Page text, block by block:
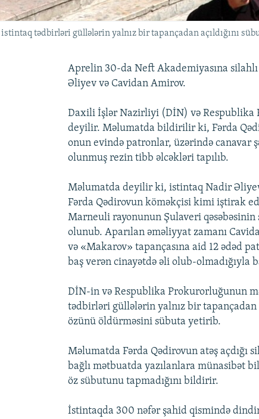
tədbirləri güllələrin yalnız bir tapançadan açıldığını
Aprelin 30-da Neft Akademiyasına
Əliyev və Cavidan Amirov.
Daxili İşlər Nazirliyi (DİN) və Respublika
deyilir. Məlumatda bildirilir ki, Fərda
onun evində patronlar, üzərində canavar
olunmuş rezin tibb əlcəkləri tapılıb.
Məlumatda deyilir ki, istintaq Nadir
Fərda Qədirovun köməkçisi kimi iştirak
Marneuli rayonunun Şulaveri
olunub. Aparılan əməliyyat zamanı
və «Makarov» tapançasına aid 12 ədəd
baş verən cinayətdə əli olub-olmadığıyla
DİN-in və Respublika Prokurorluğunun
tədbirləri güllələrin yalnız bir tapançadan
özünü öldürməsini sübuta yetirib.
Məlumatda Fərda Qədirovun atəş açdığı
bağlı mətbuatda yazılanlara münasibət
öz sübutunu tapmadığını bildirir.
İstintaqda 300 nəfər şahid qismində